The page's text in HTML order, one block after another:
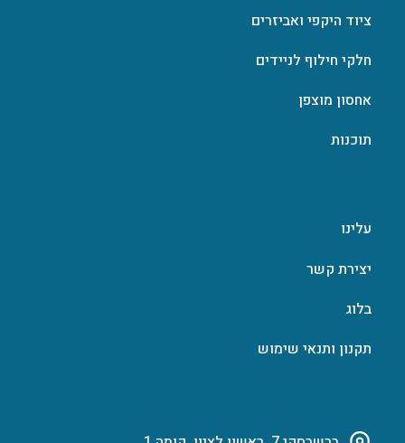
ציוד היקפי ואביזרים
חלקי חילוף לניידים
אחסון מוצפן
תוכנות
עלינו
יצירת קשר
בלוג
תקנון ותנאי שימוש